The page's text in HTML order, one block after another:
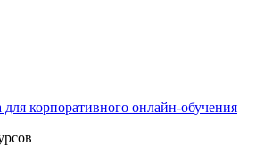
корпоративного онлайн‑обучения